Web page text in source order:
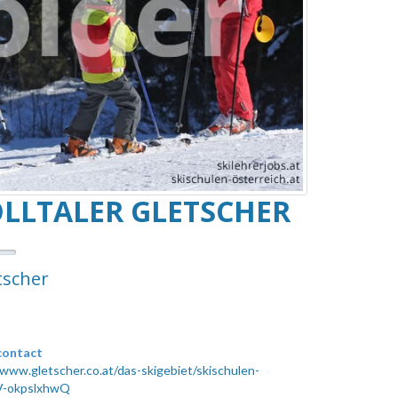
GLETSCHER
das-skigebiet/skischulen-
okpslxhwQ